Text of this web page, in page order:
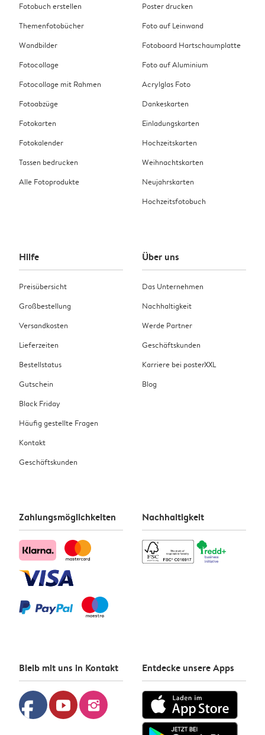
Fotobuch erstellen
Themenfotobücher
Wandbilder
Fotocollage
Fotocollage mit Rahmen
Fotoabzüge
Fotokarten
Fotokalender
Tassen bedrucken
Alle Fotoprodukte
Poster drucken
Foto auf Leinwand
Fotoboard Hartschaumplatte
Foto auf Aluminium
Acrylglas Foto
Dankeskarten
Einladungskarten
Hochzeitskarten
Weihnachtskarten
Neujahrskarten
Hochzeitsfotobuch
Hilfe
Preisübersicht
Großbestellung
Versandkosten
Lieferzeiten
Bestellstatus
Gutschein
Black Friday
Häufig gestellte Fragen
Kontakt
Geschäftskunden
Über uns
Das Unternehmen
Nachhaltigkeit
Werde Partner
Geschäftskunden
Karriere bei posterXXL
Blog
Zahlungsmöglichkeiten Nachhaltigkeit
Bleib mit uns in Kontakt
facebook youtube instagram
Entdecke unsere Apps